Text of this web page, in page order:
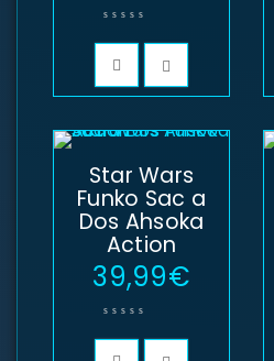
Star Wars
Funko Sac a
Dos Ahsoka
Action
39,99€